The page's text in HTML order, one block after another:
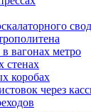
вагонах метро
стенах
коробах
через